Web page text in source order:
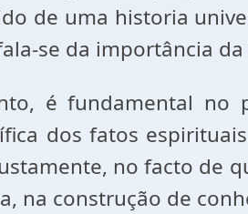
de uma historia
se da importância
é fundamental no
dos fatos
no facto de
na construção de